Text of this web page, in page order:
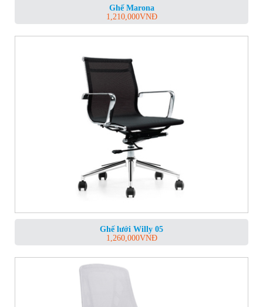
Ghế Marona
1,210,000VNĐ
Ghế lưới Willy 05
1,260,000VNĐ